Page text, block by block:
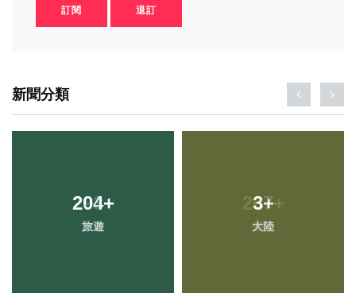
訂閱 退訂
新聞分類
204+
旅遊
3+
大陸